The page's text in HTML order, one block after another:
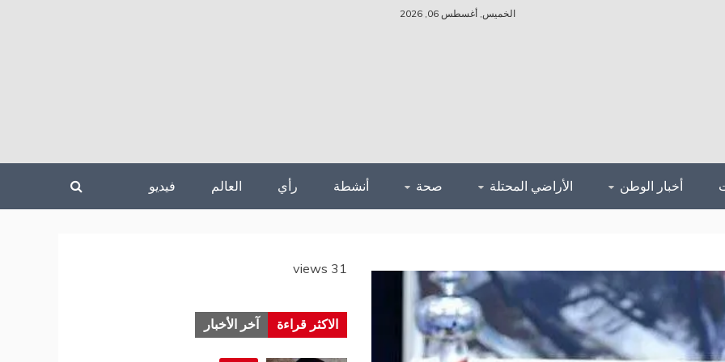
الخميس, أغسطس 06, 2026
أخبار الوطن الأراضي المحتلة صحة أنشطة رأي العالم فيديو
31 views
الاكثر قراءة آخر الأخبار